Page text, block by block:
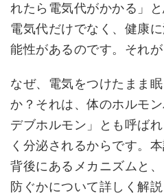
れたら電気代がかかる」
電気代だけでなく、健康
能性があるのです。それが
なぜ、電気をつけたまま
か？それは、体のホルモ
デブホルモン」とも呼ば
く分泌されるからです。
背後にあるメカニズムと
防ぐかについて詳しく解説